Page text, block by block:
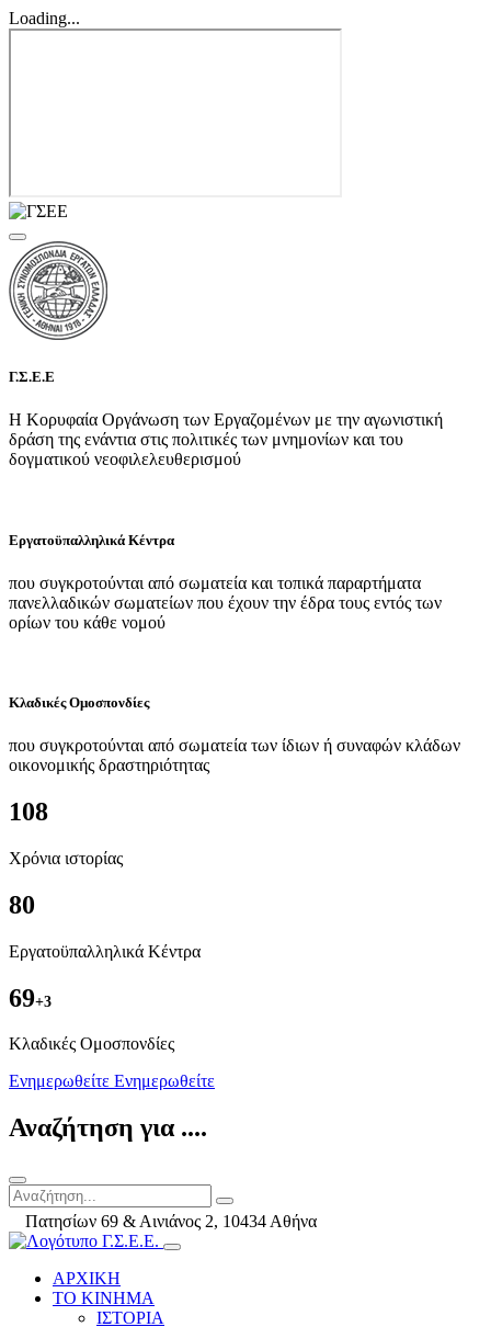
Loading...
Γ.Σ.Ε.Ε
Η Κορυφαία Οργάνωση των Εργαζομένων με την αγωνιστική
δράση της ενάντια στις πολιτικές των μνημονίων και του
δογματικού νεοφιλελευθερισμού
Εργατοϋπαλληλικά Κέντρα
που συγκροτούνται από σωματεία και τοπικά παραρτήματα
πανελλαδικών σωματείων που έχουν την έδρα τους εντός των
ορίων του κάθε νομού
Κλαδικές Ομοσπονδίες
που συγκροτούνται από σωματεία των ίδιων ή συναφών κλάδων
οικονομικής δραστηριότητας
108
Χρόνια ιστορίας
80
Εργατοϋπαλληλικά Κέντρα
69+3
Kλαδικές Ομοσπονδίες
Ενημερωθείτε Ενημερωθείτε
Αναζήτηση για ....
Πατησίων 69 & Αινιάνος 2, 10434 Αθήνα
ΑΡΧΙΚΗ
ΤΟ ΚΙΝΗΜΑ
ΙΣΤΟΡΙΑ